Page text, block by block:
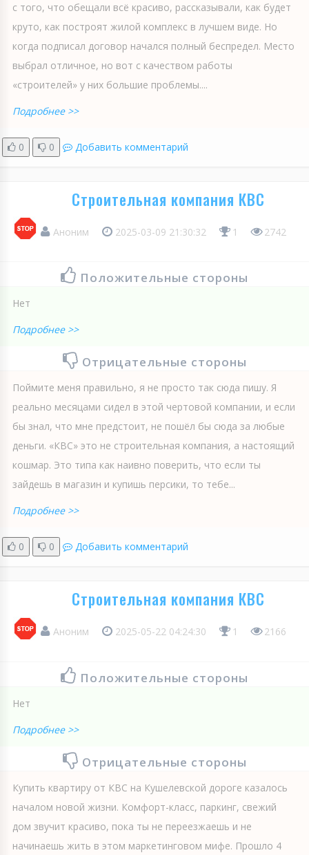
с того, что обещали всё красиво, рассказывали, как будет
круто, как построят жилой комплекс в лучшем виде. Но
когда подписал договор начался полный беспредел. Место
выбрал отличное, но вот с качеством работы
«строителей» у них большие проблемы....
Подробнее >>
0 0 Добавить комментарий
Строительная компания КВС
Аноним 2025-03-09 21:30:32 1 2742
Положительные стороны
Нет
Подробнее >>
Отрицательные стороны
Поймите меня правильно, я не просто так сюда пишу. Я
реально месяцами сидел в этой чертовой компании, и если
бы знал, что мне предстоит, не пошёл бы сюда за любые
деньги. «КВС» это не строительная компания, а настоящий
кошмар. Это типа как наивно поверить, что если ты
зайдешь в магазин и купишь персики, то тебе...
Подробнее >>
0 0 Добавить комментарий
Строительная компания КВС
Аноним 2025-05-22 04:24:30 1 2166
Положительные стороны
Нет
Подробнее >>
Отрицательные стороны
Купить квартиру от КВС на Кушелевской дороге казалось
началом новой жизни. Комфорт-класс, паркинг, свежий
дом звучит красиво, пока ты не переезжаешь и не
начинаешь жить в этом маркетинговом мифе. Прошло 4